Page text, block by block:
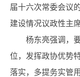
届十六次常委会议
建设情况议政性主
杨东亮强调，
位，发挥政协优势
落实，多提务实管